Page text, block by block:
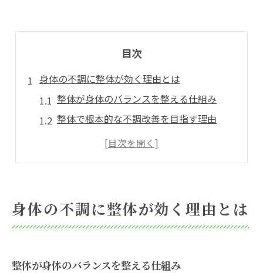
目次
身体の不調に整体が効く理由とは
整体が身体のバランスを整える仕組み
整体で根本的な不調改善を目指す理由
慢性の痛みに整体が有効な科学的根拠
整体と指圧で感じる深いリラクゼーション
整体施術と組み合わせる指圧のメリット
身体の不調に整体が効く理由とは
整体が身体のバランスを整える仕組み